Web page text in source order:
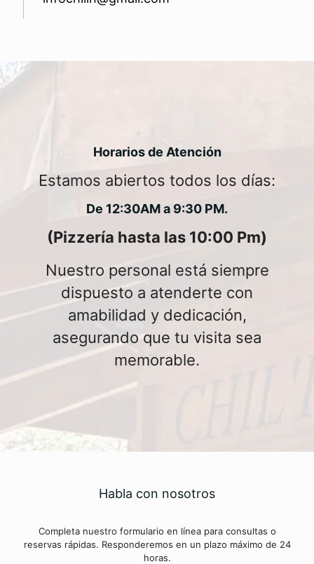
Horarios de Atención
Estamos abiertos todos los días:
De 12:30AM a 9:30 PM.
(Pizzería hasta las 10:00 Pm)
Nuestro personal está siempre
dispuesto a atenderte con
amabilidad y dedicación,
asegurando que tu visita sea
memorable.
Habla con nosotros
Completa nuestro formulario en línea para consultas o
reservas rápidas. Responderemos en un plazo máximo de 24
horas.